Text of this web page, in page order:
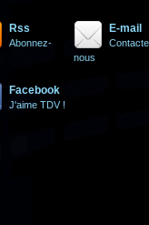
Rss
Abonnez-
E-mail
nous
Facebook
J'aime TDV !